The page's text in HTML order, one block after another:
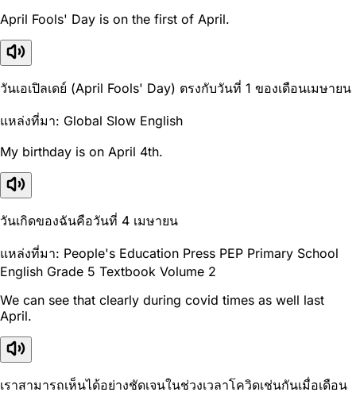
April Fools' Day is on the first of April.
วันเอเปิลเดย์ (April Fools' Day) ตรงกับวันที่ 1 ของเดือนเมษายน
แหล่งที่มา: Global Slow English
My birthday is on April 4th.
วันเกิดของฉันคือวันที่ 4 เมษายน
แหล่งที่มา: People's Education Press PEP Primary School
English Grade 5 Textbook Volume 2
We can see that clearly during covid times as well last
April.
เราสามารถเห็นได้อย่างชัดเจนในช่วงเวลาโควิดเช่นกันเมื่อเดือน